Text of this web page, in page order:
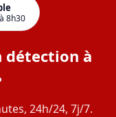
8h30
détection à
24h/24, 7j/7.